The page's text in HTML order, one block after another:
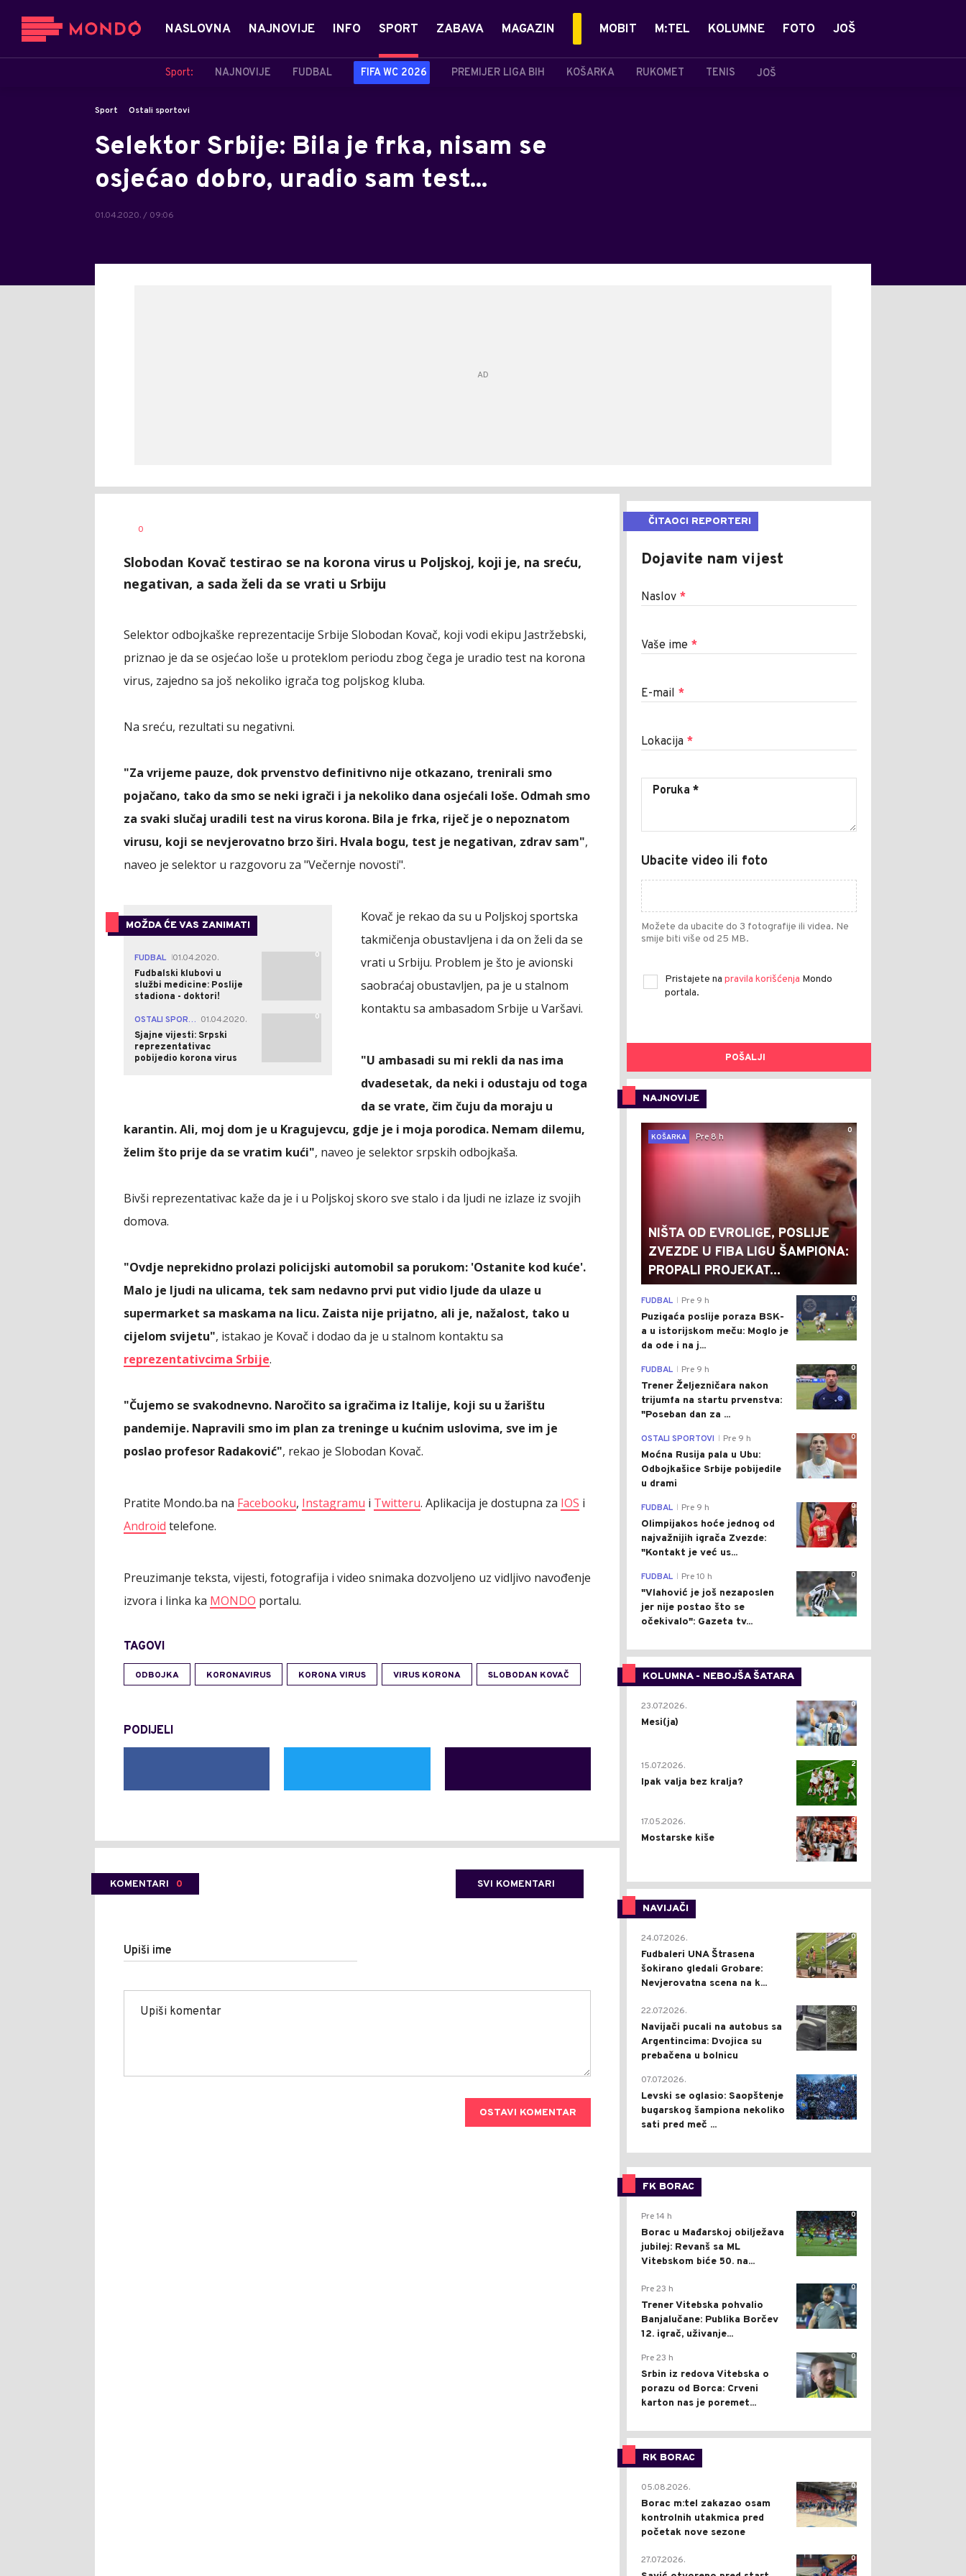
NASLOVNA NAJNOVIJE INFO SPORT
Sport: NAJNOVIJE FUDBAL FIFA WC 2026 PREMIJER LIGA BIH KOŠARKA RUKOMET TENIS JOŠ
ZABAVA MAGAZIN MOBIT M:TEL KOLUMNE FOTO JOŠ
Sport Ostali sportovi
Selektor Srbije: Bila je frka, nisam se
osjećao dobro, uradio sam test...
01.04.2020. / 09:06
AUTORI
Mirjana
Šegan
0
Slobodan Kovač testirao se na korona virus u Poljskoj, koji je, na sreću,
negativan, a sada želi da se vrati u Srbiju
Selektor odbojkaške reprezentacije Srbije Slobodan Kovač, koji vodi ekipu Jastržebski,
priznao je da se osjećao loše u proteklom periodu zbog čega je uradio test na korona
virus, zajedno sa još nekoliko igrača tog poljskog kluba.
Na sreću, rezultati su negativni.
"Za vrijeme pauze, dok prvenstvo definitivno nije otkazano, trenirali smo
pojačano, tako da smo se neki igrači i ja nekoliko dana osjećali loše. Odmah smo
za svaki slučaj uradili test na virus korona. Bila je frka, riječ je o nepoznatom
virusu, koji se nevjerovatno brzo širi. Hvala bogu, test je negativan, zdrav sam",
naveo je selektor u razgovoru za "Večernje novosti".
MOŽDA ĆE VAS ZANIMATI
FUDBAL 01.04.2020.
Fudbalski klubovi u
službi medicine: Poslije
stadiona - doktori!
0
OSTALI SPORTOVI 01.04.2020.
Sjajne vijesti: Srpski
reprezentativac
pobijedio korona virus
0
Kovač je rekao da su u Poljskoj sportska
takmičenja obustavljena i da on želi da se
vrati u Srbiju. Problem je što je avionski
saobraćaj obustavljen, pa je u stalnom
kontaktu sa ambasadom Srbije u Varšavi.
"U ambasadi su mi rekli da nas ima
dvadesetak, da neki i odustaju od toga
da se vrate, čim čuju da moraju u
karantin. Ali, moj dom je u Kragujevcu, gdje je i moja porodica. Nemam dilemu,
želim što prije da se vratim kući", naveo je selektor srpskih odbojkaša.
Bivši reprezentativac kaže da je i u Poljskoj skoro sve stalo i da ljudi ne izlaze iz svojih
domova.
"Ovdje neprekidno prolazi policijski automobil sa porukom: 'Ostanite kod kuće'.
Malo je ljudi na ulicama, tek sam nedavno prvi put vidio ljude da ulaze u
supermarket sa maskama na licu. Zaista nije prijatno, ali je, nažalost, tako u
cijelom svijetu", istakao je Kovač i dodao da je u stalnom kontaktu sa
reprezentativcima Srbije.
"Čujemo se svakodnevno. Naročito sa igračima iz Italije, koji su u žarištu
pandemije. Napravili smo im plan za treninge u kućnim uslovima, sve im je
poslao profesor Radaković", rekao je Slobodan Kovač.
Pratite Mondo.ba na Facebooku, Instagramu i Twitteru. Aplikacija je dostupna za IOS i
Android telefone.
Preuzimanje teksta, vijesti, fotografija i video snimaka dozvoljeno uz vidljivo navođenje
izvora i linka ka MONDO portalu.
TAGOVI
ODBOJKA KORONAVIRUS KORONA VIRUS VIRUS KORONA SLOBODAN KOVAČ
PODIJELI
KOMENTARI 0 SVI KOMENTARI
Upiši ime
OSTAVI KOMENTAR
ČITAOCI REPORTERI
Dojavite nam vijest
Naslov *
Vaše ime *
E-mail *
Lokacija *
Ubacite video ili foto
Možete da ubacite do 3 fotografije ili videa. Ne
smije biti više od 25 MB.
Pristajete na pravila korišćenja Mondo
portala.
POŠALJI
NAJNOVIJE
0
KOŠARKA
Pre 8 h
NIŠTA OD EVROLIGE, POSLIJE
ZVEZDE U FIBA LIGU ŠAMPIONA:
PROPALI PROJEKAT...
0
FUDBAL Pre 9 h
Puzigaća poslije poraza BSK-
a u istorijskom meču: Moglo je
da ode i na j...
0
FUDBAL Pre 9 h
Trener Željezničara nakon
trijumfa na startu prvenstva:
"Poseban dan za ...
0
OSTALI SPORTOVI Pre 9 h
Moćna Rusija pala u Ubu:
Odbojkašice Srbije pobijedile
u drami
0
FUDBAL Pre 9 h
Olimpijakos hoće jednog od
najvažnijih igrača Zvezde:
"Kontakt je već us...
0
FUDBAL Pre 10 h
"Vlahović je još nezaposlen
jer nije postao što se
očekivalo": Gazeta tv...
KOLUMNA - NEBOJŠA ŠATARA
0
23.07.2026.
Mesi(ja)
2
15.07.2026.
Ipak valja bez kralja?
0
17.05.2026.
Mostarske kiše
NAVIJAČI
0
24.07.2026.
Fudbaleri UNA Štrasena
šokirano gledali Grobare:
Nevjerovatna scena na k...
0
22.07.2026.
Navijači pucali na autobus sa
Argentincima: Dvojica su
prebačena u bolnicu
1
07.07.2026.
Levski se oglasio: Saopštenje
bugarskog šampiona nekoliko
sati pred meč ...
FK BORAC
0
Pre 14 h
Borac u Mađarskoj obilježava
jubilej: Revanš sa ML
Vitebskom biće 50. na...
0
Pre 23 h
Trener Vitebska pohvalio
Banjalučane: Publika Borčev
12. igrač, uživanje...
0
Pre 23 h
Srbin iz redova Vitebska o
porazu od Borca: Crveni
karton nas je poremet...
RK BORAC
0
05.08.2026.
Borac m:tel zakazao osam
kontrolnih utakmica pred
početak nove sezone
0
27.07.2026.